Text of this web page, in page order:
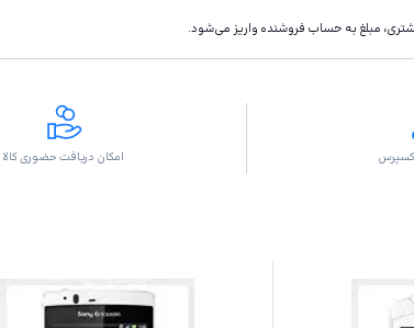
مبلغ به حساب فروشنده واريز مى‌شود.
امکان دریافت حضوری کالا